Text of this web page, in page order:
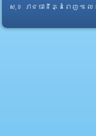
សុខ រាជធានីភ្នំពេញ។